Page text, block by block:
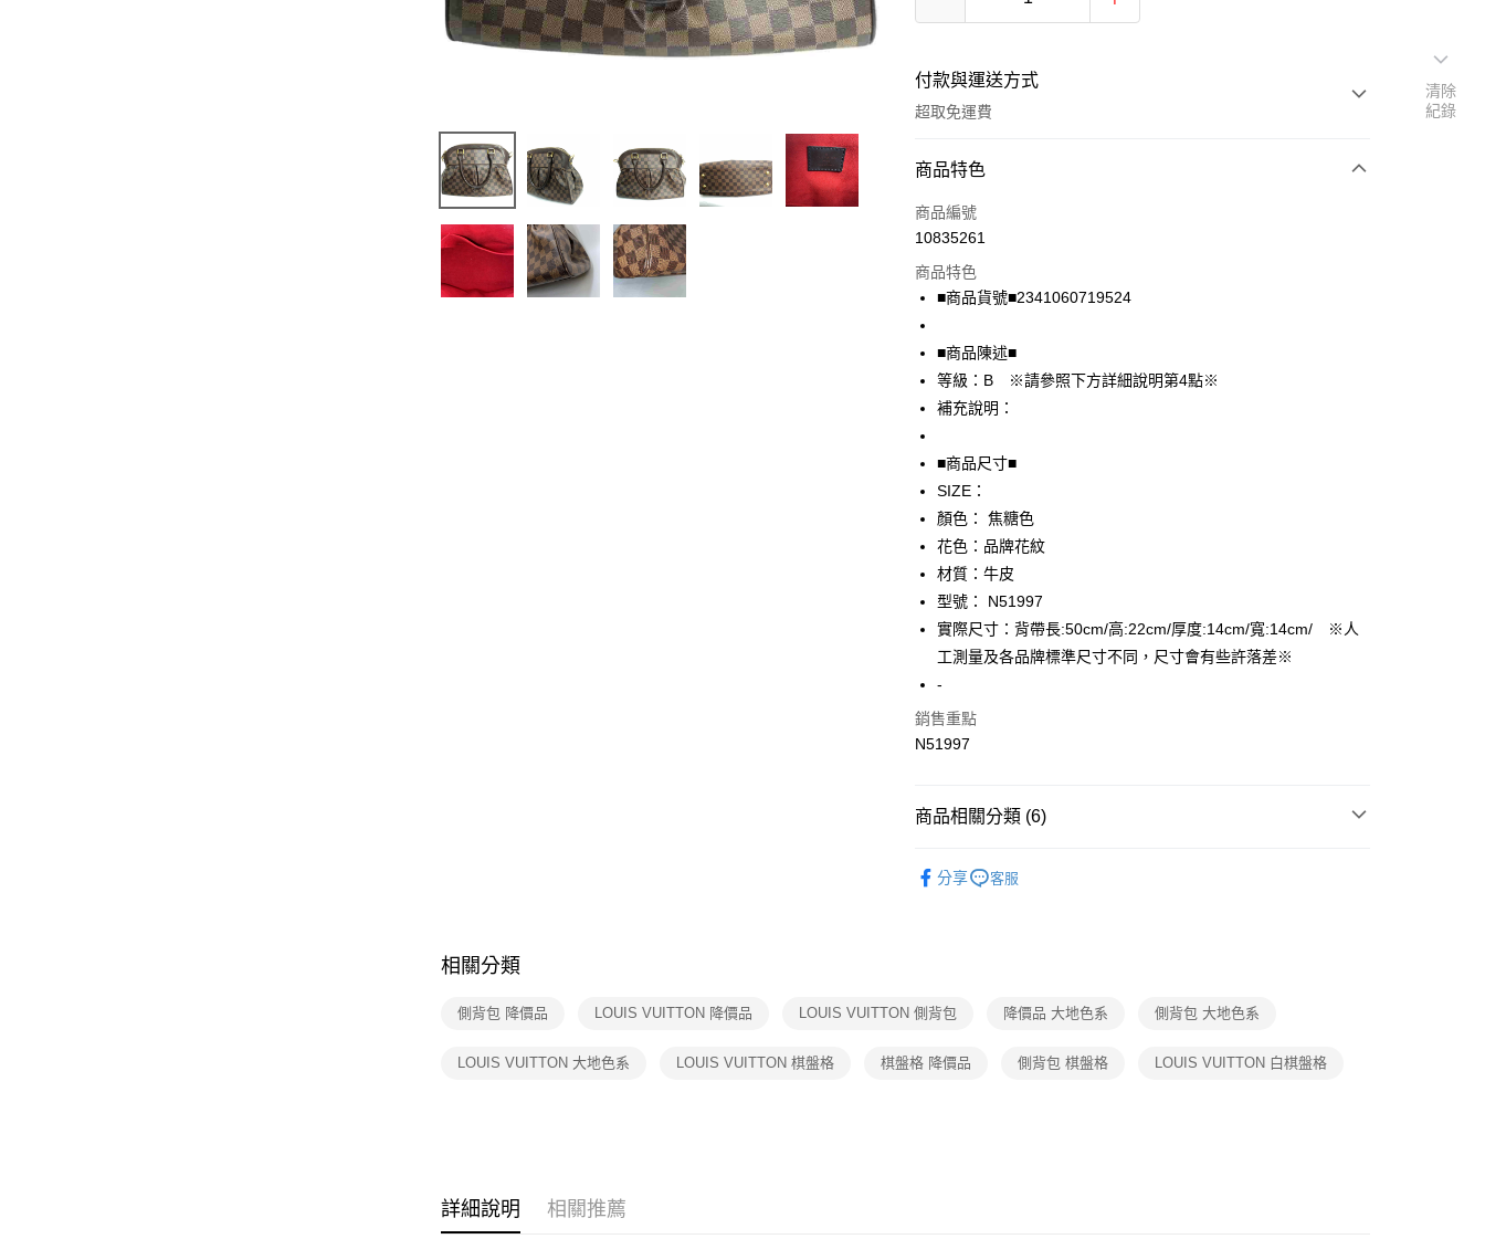
付款與運送方式
超取免運費
付款方式
信用卡一次付款
LINE Pay
Apple Pay
街口支付
悠遊付
全盈+PAY
AFTEE先享後付
相關說明
【關於「AFTEE先享後付」】
AFTEE先享後付是「在收到商品之後才付款」的支付方式。 讓您購物簡單
便利好安心！
１．簡單：不需註冊會員、不需綁卡、不需儲值。
２．便利：只要手機號碼，簡訊認證，即可結帳。
【「AFTEE先享後付」結帳流程】
付」結帳頁面，進行簡訊認證並確認金額後，即可完成結帳。
２．訂單成立數日內，您將收到繳費通知簡訊。
絡購買商品的店家。未經商家同意取消之訂單仍視為有效，需透過AFTEE
是否繳費成功／繳費後需取消欲退款等相關疑問，請聯繫「AFTEE先享後
２．關於個人資料處理事宜，請瀏覽以下網址：
３．未成年的使用者請事先徵得法定代理人或監護人之同意方可使用
運送方式
全家取貨付款
免運費
免運費
免運費
商品特色
商品編號
10835261
商品特色
■商品貨號■2341060719524
■商品陳述■
等級：B ※請參照下方詳細說明第4點※
補充說明：
■商品尺寸■
SIZE：
顏色： 焦糖色
花色：品牌花紋
材質：牛皮
型號： N51997
實際尺寸：背帶長:50cm/高:22cm/厚度:14cm/寬:14cm/ ※人
工測量及各品牌標準尺寸不同，尺寸會有些許落差※
-
銷售重點
N51997
商品相關分類 (6)
【TOP１】經典精品包👜熱門品牌推薦
分享 客服
相關分類
側背包 降價品 LOUIS VUITTON 降價品 LOUIS VUITTON 側背包 降價品 大地色系 側背包 大地色系
LOUIS VUITTON 大地色系 LOUIS VUITTON 棋盤格 棋盤格 降價品 側背包 棋盤格 LOUIS VUITTON 白棋盤格
詳細說明 相關推薦
清除
紀錄